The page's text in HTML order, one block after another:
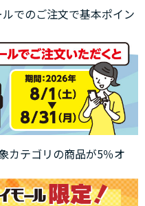
でのご注文で基本ポイン
カテゴリの商品が5％オ